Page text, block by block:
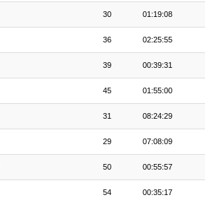
30 01:19:08
36 02:25:55
39 00:39:31
45 01:55:00
31 08:24:29
29 07:08:09
50 00:55:57
54 00:35:17